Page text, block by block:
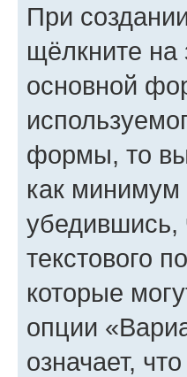
При
щёлкните
основной
формы, то вы
как минимум
убедившись,
текстового
которые
опции
означает,